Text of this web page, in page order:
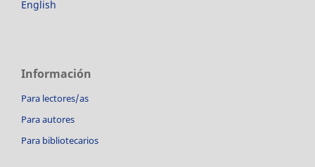
English
Información
Para lectores/as
Para autores
Para bibliotecarios